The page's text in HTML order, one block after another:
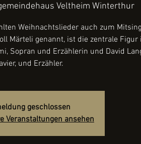
Veltheim Winterthur
Weihnachtslieder auch zum
Märteli genannt, ist die zentrale Figur
Sopran und Erzählerin und David
und Erzähler.
geschlossen
Veranstaltungen ansehen